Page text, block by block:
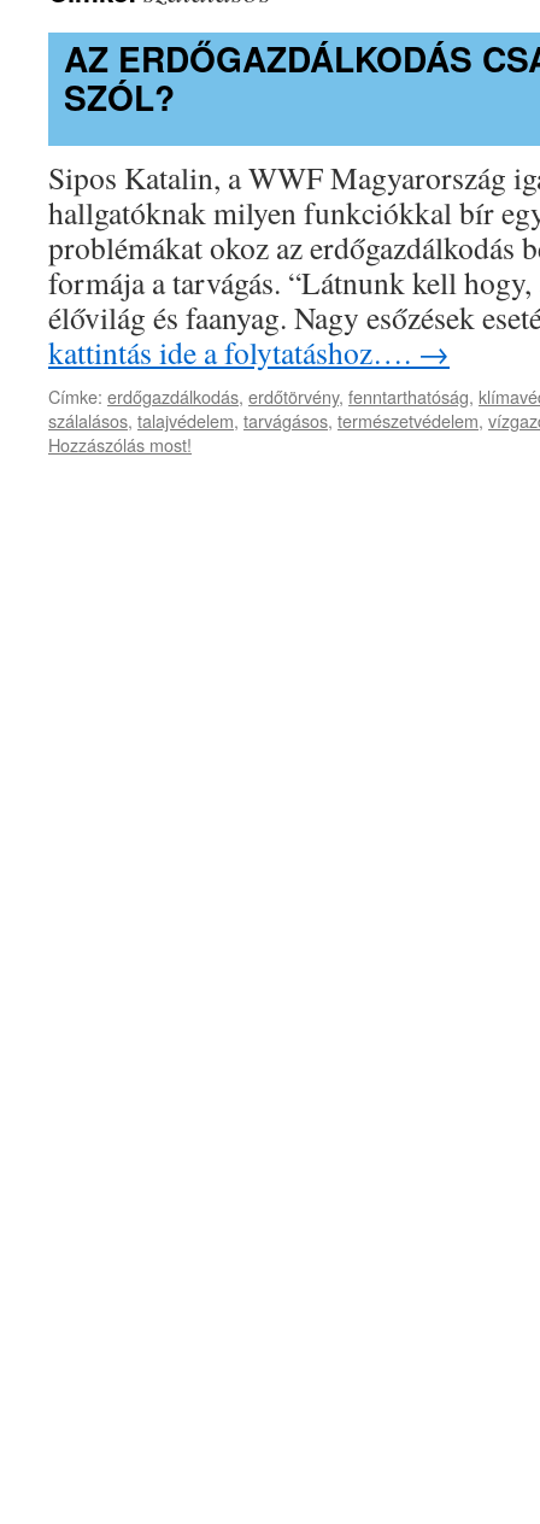
AZ ERDŐGAZDÁLKODÁS
SZÓL?
Sipos Katalin, a WWF Magyarország
hallgatóknak milyen funkciókkal bír
problémákat okoz az erdőgazdálkodás
formája a tarvágás. “Látnunk kell hogy,
élővilág és faanyag. Nagy esőzések
kattintás ide a folytatáshoz…. →
Címke: erdőgazdálkodás, erdőtörvény, fenntarthatóság,
szálalásos, talajvédelem, tarvágásos, természetvédelem,
Hozzászólás most!